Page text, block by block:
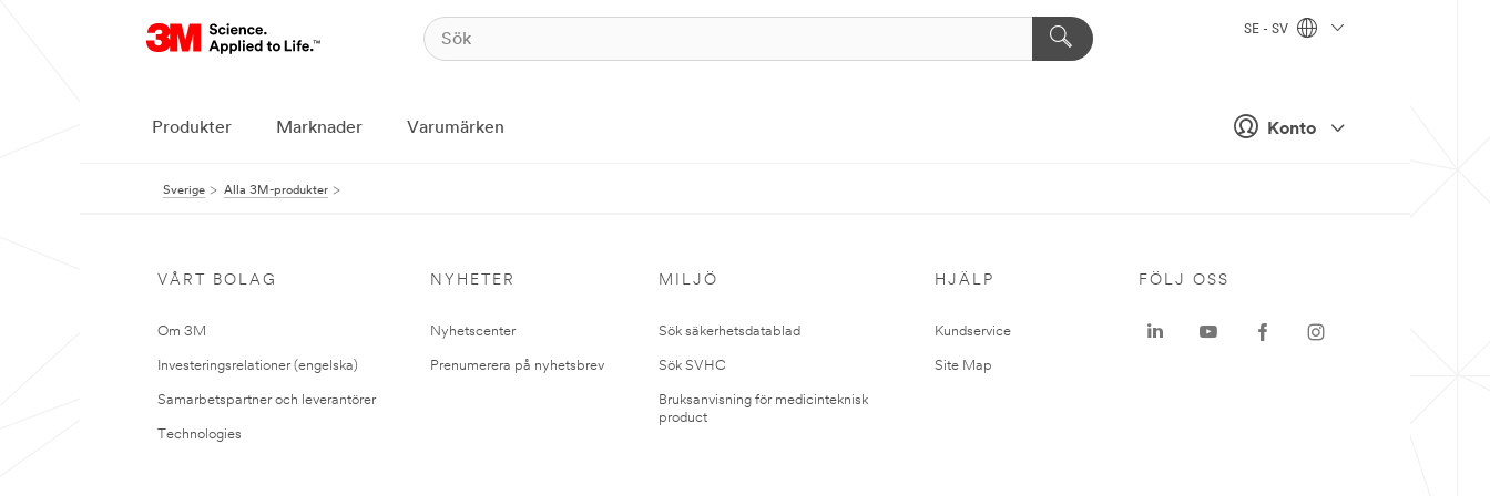
Konto
SE - SV
Produkter Marknader Varumärken
Sverige Alla 3M-produkter
VÅRT BOLAG
Om 3M
Investeringsrelationer (engelska)
Samarbetspartner och leverantörer
Technologies
NYHETER
Nyhetscenter
Prenumerera på nyhetsbrev
MILJÖ
Sök säkerhetsdatablad
Sök SVHC
Bruksanvisning för medicinteknisk
product
HJÄLP
Kundservice
Site Map
FÖLJ OSS